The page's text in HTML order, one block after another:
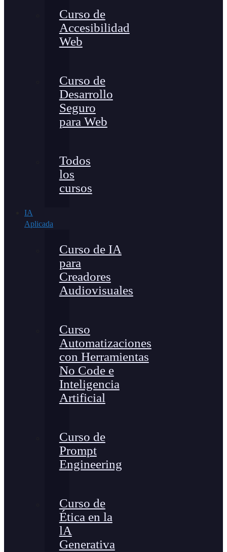
Curso de
Accesibilidad
Web
Curso de
Desarrollo
Seguro
para Web
Todos
los
cursos
IA
Aplicada
Curso de IA
para
Creadores
Audiovisuales
Curso
Automatizaciones
con Herramientas
No Code e
Inteligencia
Artificial
Curso de
Prompt
Engineering
Curso de
Ética en la
lA
Generativa